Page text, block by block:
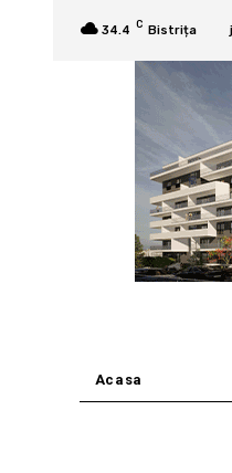
34.4 C Bistrița
Acasa